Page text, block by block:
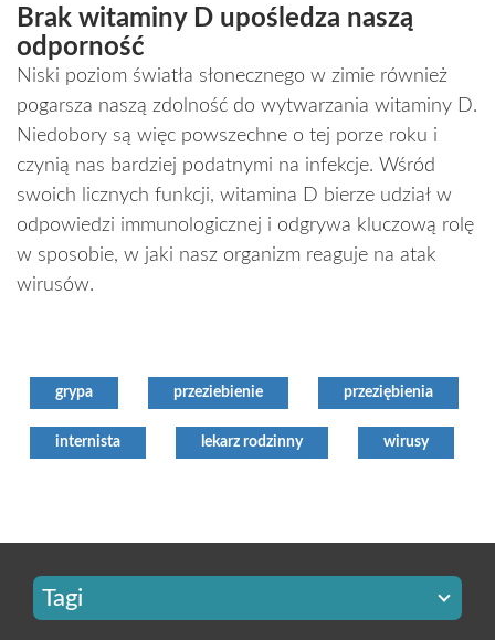
Brak witaminy D upośledza naszą
odporność
Niski poziom światła słonecznego w zimie również
pogarsza naszą zdolność do wytwarzania witaminy D.
Niedobory są więc powszechne o tej porze roku i
czynią nas bardziej podatnymi na infekcje. Wśród
swoich licznych funkcji, witamina D bierze udział w
odpowiedzi immunologicznej i odgrywa kluczową rolę
w sposobie, w jaki nasz organizm reaguje na atak
wirusów.
grypa przeziebienie przeziębienia
internista lekarz rodzinny wirusy
Tagi